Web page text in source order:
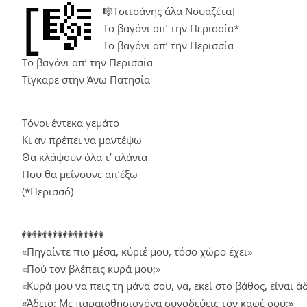
[🎼
🎼Τσιτσάνης άλα Νουαζέτα]
Το βαγόνι απ’ την Περισσία*
Το βαγόνι απ’ την Περισσία
Το βαγόνι απ’ την Περισσία
Τίγκαρε στην Άνω Πατησία
Τόνοι έντεκα γεμάτο
Κι αν πρέπει να μαντέψω
Θα κλάψουν όλα τ’ αλάνια
Που θα μείνουνε απ’έξω
(*Περισσό)
👫👫👫👫👫👫👫👫
«Πηγαίντε πιο μέσα, κύριέ μου, τόσο χώρο έχει»
«Πού τον βλέπεις κυρά μου;»
«Κυρά μου να πεις τη μάνα σου, να, εκεί στο βάθος, είναι
«Άδειο; Με παραισθησιογόνα συνοδεύεις τον καφέ σου;»